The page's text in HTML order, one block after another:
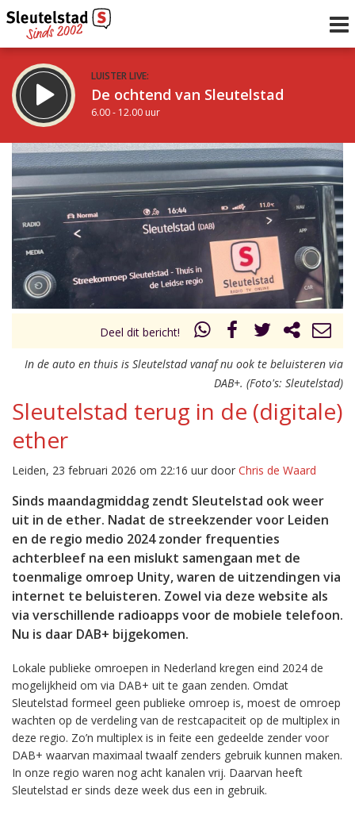
LUISTER LIVE:
De ochtend van Sleutelstad
6.00 - 12.00 uur
STRAKS:
De middag van Sleutelstad
12.00 - 18.00 uur
Vorig uur
uur 1 van 0 Volgend uur
Deel dit bericht!
In de auto en thuis is Sleutelstad vanaf nu ook te beluisteren via
DAB+. (Foto's: Sleutelstad)
Sleutelstad terug in de (digitale)
ether
Leiden, 23 februari 2026 om 22:16 uur door Chris de Waard
Sinds maandagmiddag zendt Sleutelstad ook weer
uit in de ether. Nadat de streekzender voor Leiden
en de regio medio 2024 zonder frequenties
achterbleef na een mislukt samengaan met de
toenmalige omroep Unity, waren de uitzendingen via
internet te beluisteren. Zowel via deze website als
via verschillende radioapps voor de mobiele telefoon.
Nu is daar DAB+ bijgekomen.
Lokale publieke omroepen in Nederland kregen eind 2024 de
mogelijkheid om via DAB+ uit te gaan zenden. Omdat
Sleutelstad formeel geen publieke omroep is, moest de omroep
wachten op de verdeling van de restcapaciteit op de multiplex in
deze regio. Zo’n multiplex is in feite een gedeelde zender voor
DAB+ waarvan maximaal twaalf zenders gebruik kunnen maken.
In onze regio waren nog acht kanalen vrij. Daarvan heeft
Sleutelstad er sinds deze week dus een in gebruik.